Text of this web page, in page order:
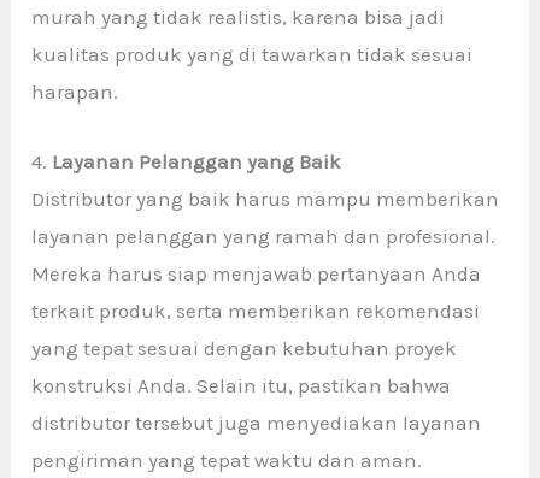
murah yang tidak realistis, karena bisa jadi
kualitas produk yang di tawarkan tidak sesuai
harapan.
4. Layanan Pelanggan yang Baik
Distributor yang baik harus mampu memberikan
layanan pelanggan yang ramah dan profesional.
Mereka harus siap menjawab pertanyaan Anda
terkait produk, serta memberikan rekomendasi
yang tepat sesuai dengan kebutuhan proyek
konstruksi Anda. Selain itu, pastikan bahwa
distributor tersebut juga menyediakan layanan
pengiriman yang tepat waktu dan aman.